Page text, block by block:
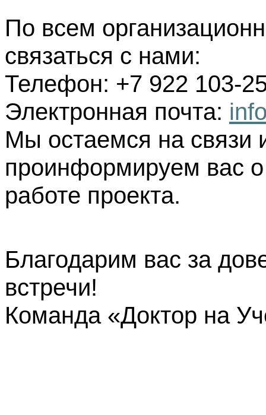
По всем
связаться с нами:
Телефон: +7 922 103-
Электронная почта:
Мы остаемся на связи
проинформируем вас
работе проекта.
Благодарим вас за
встречи!
Команда «Доктор на